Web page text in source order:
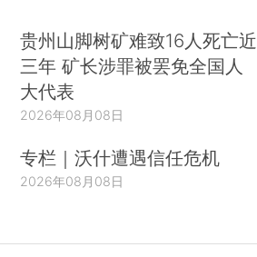
贵州山脚树矿难致16人死亡近
三年 矿长涉罪被罢免全国人
大代表
2026年08月08日
专栏｜沃什遭遇信任危机
2026年08月08日